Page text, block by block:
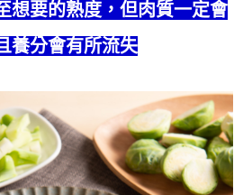
想要的熟度，但肉質一定會
養分會有所流失